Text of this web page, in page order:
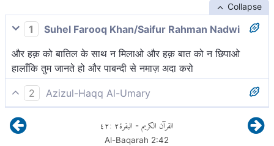
Collapse
1
Suhel Farooq Khan/Saifur Rahman Nadwi
और हक़ को बातिल के साथ न मिलाओ और हक़ बात को न छिपाओ
हालाँकि तुम जानते हो और पाबन्दी से नमाज़ अदा करो
2
Azizul-Haqq Al-Umary
तथा सत्य को असत्य से न मिलाओ और न सत्य को जानते हुए छुपाओ।
[1]
القرآن الكريم - البقرة٢:٤٢
Al-Baqarah 2:42